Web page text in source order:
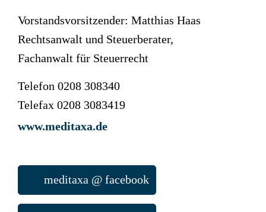
Vorstandsvorsitzender: Matthias Haas
Rechtsanwalt und Steuerberater,
Fachanwalt für Steuerrecht
Telefon 0208 308340
Telefax 0208 3083419
www.meditaxa.de
meditaxa @ facebook